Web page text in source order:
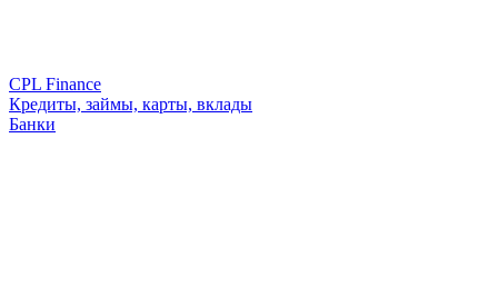
CPL Finance
Кредиты, займы, карты, вклады
Банки